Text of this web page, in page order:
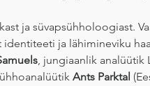
ja süvapsühholoogiast.
ja lähimineviku
, jungiaanlik analüütik
Ants Parktal